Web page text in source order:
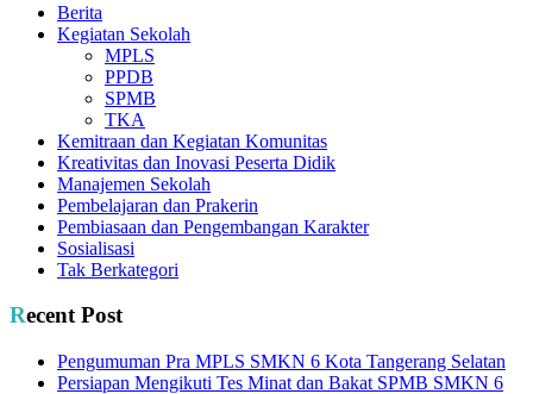
Berita
Kegiatan Sekolah
MPLS
PPDB
SPMB
TKA
Kemitraan dan Kegiatan Komunitas
Kreativitas dan Inovasi Peserta Didik
Manajemen Sekolah
Pembelajaran dan Prakerin
Pembiasaan dan Pengembangan Karakter
Sosialisasi
Tak Berkategori
Recent Post
Pengumuman Pra MPLS SMKN 6 Kota Tangerang Selatan
Persiapan Mengikuti Tes Minat dan Bakat SPMB SMKN 6